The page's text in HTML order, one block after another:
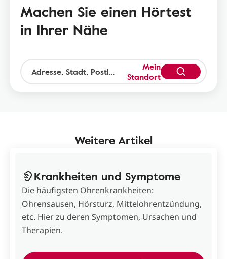
Machen Sie einen Hörtest
in Ihrer Nähe
Mein
Standort
Weitere Artikel
Krankheiten und Symptome
Die häufigsten Ohrenkrankheiten:
Ohrensausen, Hörsturz, Mittelohrentzündung,
etc. Hier zu deren Symptomen, Ursachen und
Therapien.